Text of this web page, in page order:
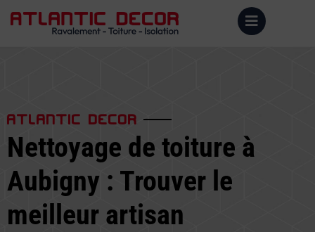
ATLANTIC DECOR
Nettoyage de toiture à
Aubigny : Trouver le
meilleur artisan